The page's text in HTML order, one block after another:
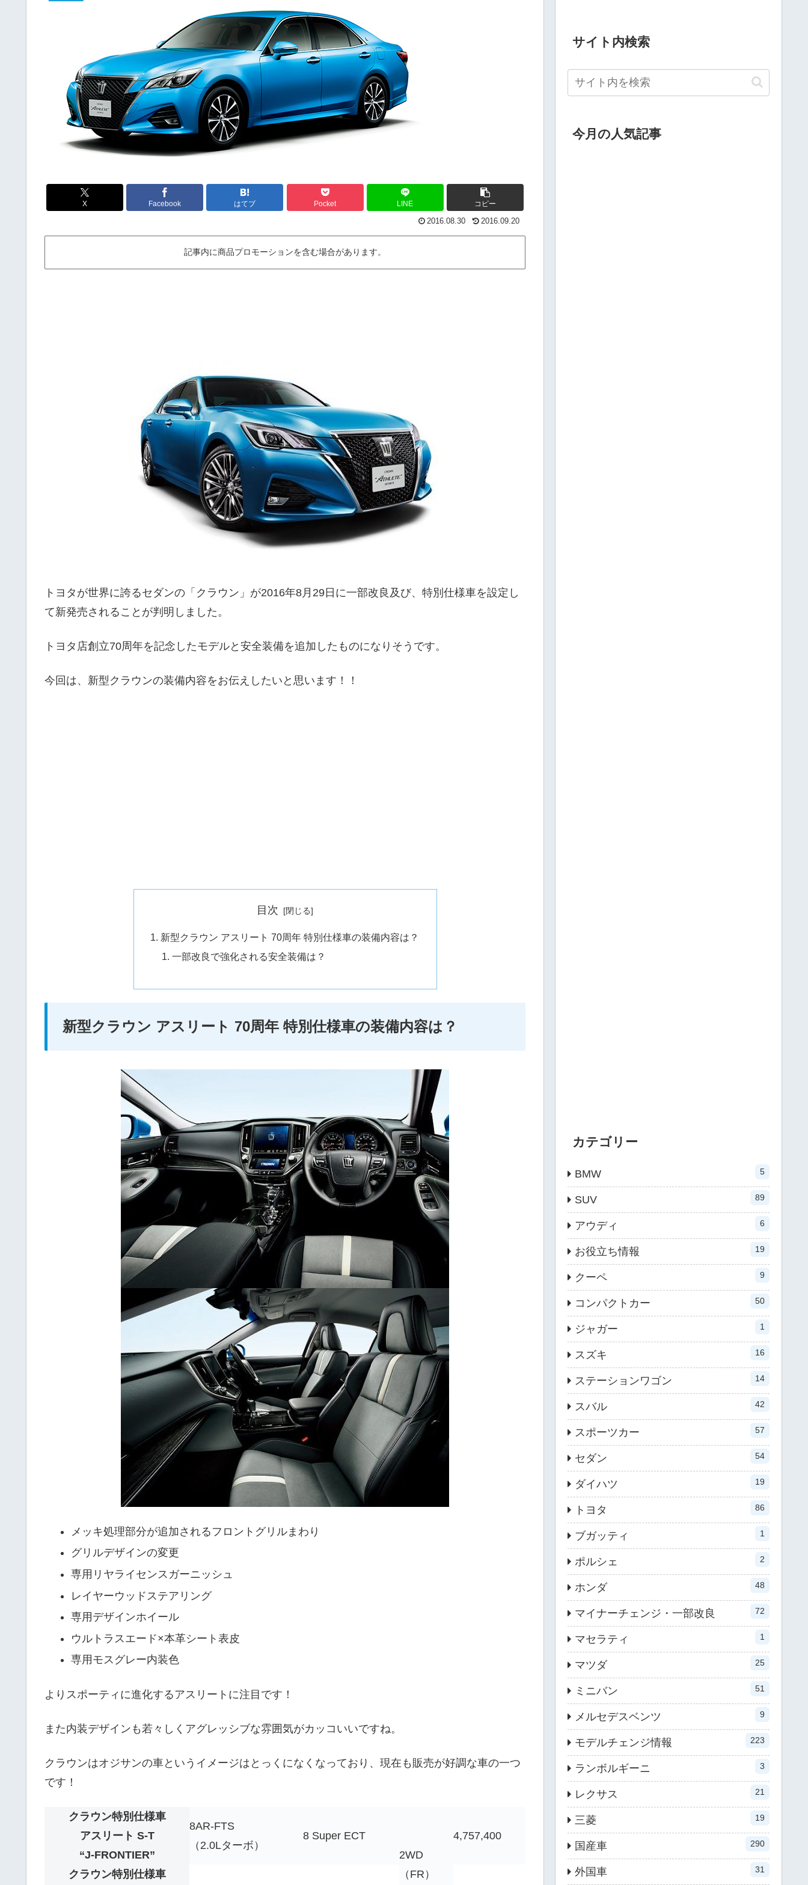
X Facebook はてブ Pocket LINE コピー
2016.08.30 2016.09.20
記事内に商品プロモーションを含む場合があります。
トヨタが世界に誇るセダンの「クラウン」が2016年8月29日に一部改良及び、特別仕様車を設定し
て新発売されることが判明しました。
トヨタ店創立70周年を記念したモデルと安全装備を追加したものになりそうです。
今回は、新型クラウンの装備内容をお伝えしたいと思います！！
目次
新型クラウン アスリート 70周年 特別仕様車の装備内容は？
一部改良で強化される安全装備は？
新型クラウン アスリート 70周年 特別仕様車の装備内容は？
メッキ処理部分が追加されるフロントグリルまわり
グリルデザインの変更
専用リヤライセンスガーニッシュ
レイヤーウッドステアリング
専用デザインホイール
ウルトラスエード×本革シート表皮
専用モスグレー内装色
よりスポーティに進化するアスリートに注目です！
また内装デザインも若々しくアグレッシブな雰囲気がカッコいいですね。
クラウンはオジサンの車というイメージはとっくになくなっており、現在も販売が好調な車の一つ
です！
クラウン特別仕様車
アスリート S-T
“J-FRONTIER”
8AR-FTS
（2.0Lターボ）
8 Super ECT
2WD
（FR）
4,757,400
クラウン特別仕様車
サイト内検索
今月の人気記事
カテゴリー
BMW 5
SUV 89
アウディ 6
お役立ち情報 19
クーペ 9
コンパクトカー 50
ジャガー 1
スズキ 16
ステーションワゴン 14
スバル 42
スポーツカー 57
セダン 54
ダイハツ 19
トヨタ 86
ブガッティ 1
ポルシェ 2
ホンダ 48
マイナーチェンジ・一部改良 72
マセラティ 1
マツダ 25
ミニバン 51
メルセデスベンツ 9
モデルチェンジ情報 223
ランボルギーニ 3
レクサス 21
三菱 19
国産車 290
外国車 31